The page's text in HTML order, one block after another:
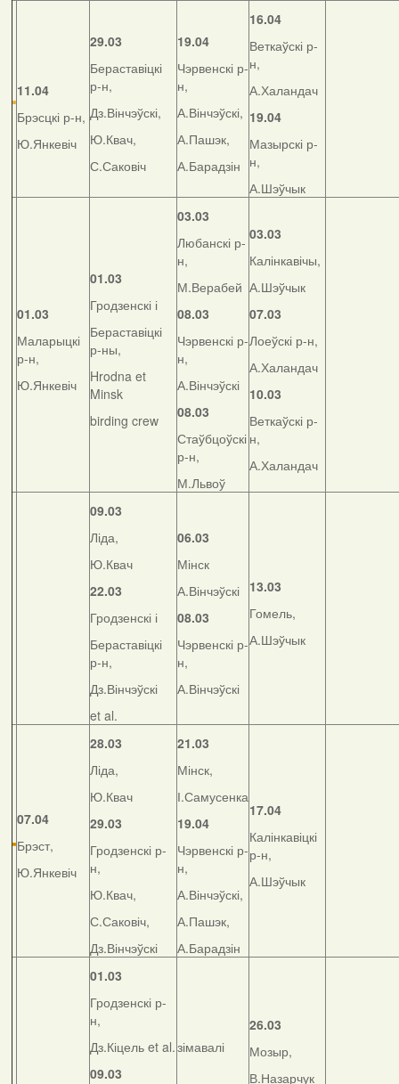
11.04
Брэсцкі р-н,
Ю.Янкевіч
29.03
Бераставіцкі
р-н,
Дз.Вінчэўскі,
Ю.Квач,
С.Саковіч
19.04
Чэрвенскі р-
н,
А.Вінчэўскі,
А.Пашэк,
А.Барадзін
16.04
Веткаўскі р-
н,
А.Халандач
19.04
Мазырскі р-
н,
А.Шэўчык
01.03
Маларыцкі
р-н,
Ю.Янкевіч
01.03
Гродзенскі і
Бераставіцкі
р-ны,
Hrodna et
Minsk
birding crew
03.03
Любанскі р-
н,
М.Верабей
08.03
Чэрвенскі р-
н,
А.Вінчэўскі
08.03
Стаўбцоўскі
р-н,
М.Львоў
03.03
Калінкавічы,
А.Шэўчык
07.03
Лоеўскі р-н,
А.Халандач
10.03
Веткаўскі р-
н,
А.Халандач
09.03
Ліда,
Ю.Квач
22.03
Гродзенскі і
Бераставіцкі
р-н,
Дз.Вінчэўскі
et al.
06.03
Мінск
А.Вінчэўскі
08.03
Чэрвенскі р-
н,
А.Вінчэўскі
13.03
Гомель,
А.Шэўчык
07.04
Брэст,
Ю.Янкевіч
28.03
Ліда,
Ю.Квач
29.03
Гродзенскі р-
н,
Ю.Квач,
С.Саковіч,
Дз.Вінчэўскі
21.03
Мінск,
І.Самусенка
19.04
Чэрвенскі р-
н,
А.Вінчэўскі,
А.Пашэк,
А.Барадзін
17.04
Калінкавіцкі
р-н,
А.Шэўчык
01.03
Гродзенскі р-
н,
Дз.Кіцель et al.
09.03
зімавалі
26.03
Мозыр,
В.Назарчук